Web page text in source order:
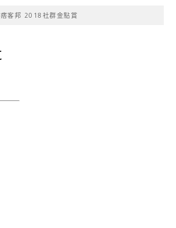
痞客邦 2018社群金點賞